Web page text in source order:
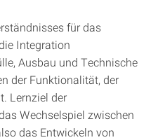
für das
Integration
Ausbau und Technische
der Funktionalität, der
Lernziel der
Wechselspiel zwischen
das Entwickeln von